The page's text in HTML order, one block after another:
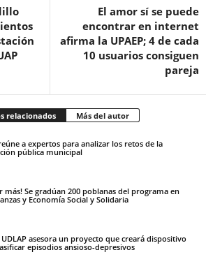
El amor sí se puede
encontrar en internet
afirma la UPAEP; 4 de cada
10 usuarios consiguen
pareja
relacionados Más del autor
a expertos para analizar los retos de la
pública municipal
más! Se gradúan 200 poblanas del programa en
y Economía Social y Solidaria
asesora un proyecto que creará dispositivo
episodios ansioso-depresivos